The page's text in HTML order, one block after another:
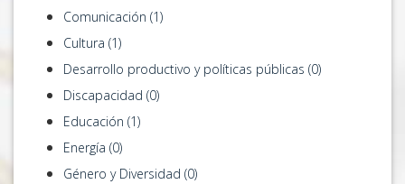
Comunicación (1)
Cultura (1)
Desarrollo productivo y políticas públicas (0)
Discapacidad (0)
Educación (1)
Energía (0)
Género y Diversidad (0)